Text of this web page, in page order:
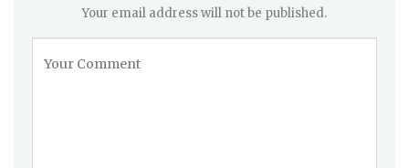
Your email address will not be published.